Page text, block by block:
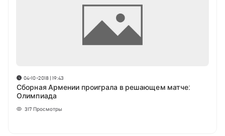
04-10-2018 | 19:43
Сборная Армении проиграла в решающем матче:
Олимпиада
317 Просмотры